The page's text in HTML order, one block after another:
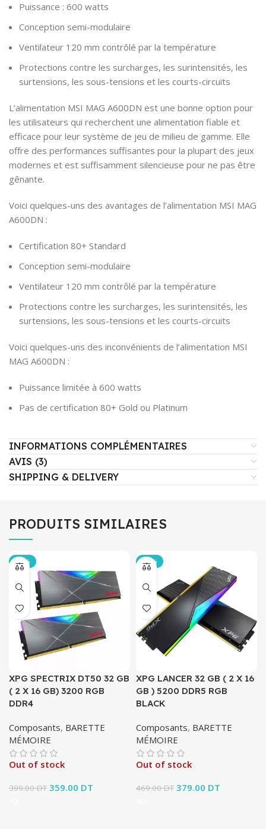
Puissance : 600 watts
Conception semi-modulaire
Ventilateur 120 mm contrôlé par la température
Protections contre les surcharges, les surintensités, les
surtensions, les sous-tensions et les courts-circuits
L’alimentation MSI MAG A600DN est une bonne option pour
les utilisateurs qui recherchent une alimentation fiable et
efficace pour leur système de jeu de milieu de gamme. Elle
offre des performances suffisantes pour la plupart des jeux
modernes et est suffisamment silencieuse pour ne pas être
gênante.
Voici quelques-uns des avantages de l’alimentation MSI MAG
A600DN :
Certification 80+ Standard
Conception semi-modulaire
Ventilateur 120 mm contrôlé par la température
Protections contre les surcharges, les surintensités, les
surtensions, les sous-tensions et les courts-circuits
Voici quelques-uns des inconvénients de l’alimentation MSI
MAG A600DN :
Puissance limitée à 600 watts
Pas de certification 80+ Gold ou Platinum
INFORMATIONS COMPLÉMENTAIRES
AVIS (3)
SHIPPING & DELIVERY
PRODUITS SIMILAIRES
-10%
XPG SPECTRIX DT50 32 GB
( 2 X 16 GB) 3200 RGB
DDR4
Composants, BARETTE
MÉMOIRE
Out of stock
399.00DT Le prix initial était :
359.00 DT
-19%
XPG LANCER 32 GB ( 2 X 16
GB ) 5200 DDR5 RGB
BLACK
Composants, BARETTE
MÉMOIRE
Out of stock
469.00DT Le prix initial était :
379.00 DT